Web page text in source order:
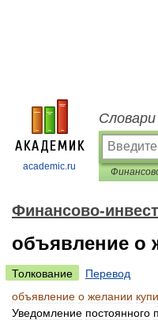
academic.ru
Финансово-
объявление о
Толкование
Перевод
объявление о желании
Уведомление постоянного